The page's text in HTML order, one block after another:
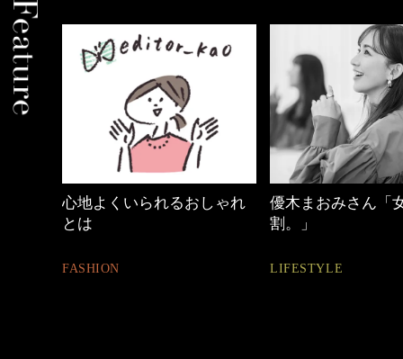
心地よくいられるおしゃれ
とは
FASHION
優木まおみさん「
割。」
LIFESTYLE